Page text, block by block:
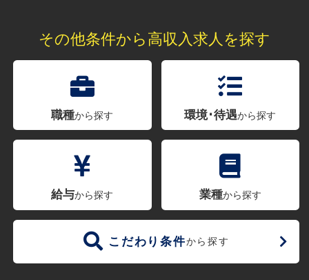
その他条件から高収入求人を探す
職種から探す 環境･待遇から探す
給与から探す 業種から探す
こだわり条件から探す